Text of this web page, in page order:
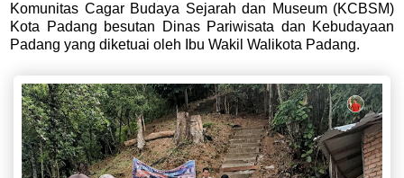
Komunitas Cagar Budaya Sejarah dan Museum (KCBSM)
Kota Padang besutan Dinas Pariwisata dan Kebudayaan
Padang yang diketuai oleh Ibu Wakil Walikota Padang.